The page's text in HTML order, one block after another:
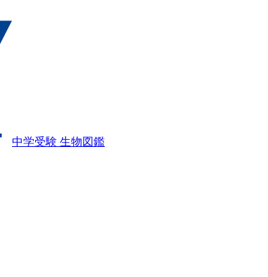
中学受験 生物図鑑